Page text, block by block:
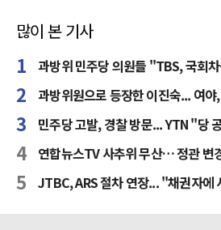
많이 본 기사
과방위 민주당 의원들 "TBS, 국회
과방위원으로 등장한 이진숙... 여야
민주당 고발, 경찰 방문... YTN "당 공
연합뉴스TV 사추위 무산… 정관 변
JTBC, ARS 절차 연장... "채권자에